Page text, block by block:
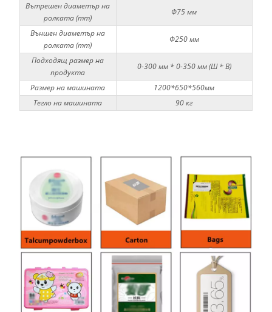
Вътрешен диаметър на
ролката (mm)
Φ75 мм
Външен диаметър на
ролката (mm)
Φ250 мм
Подходящ размер на
продукта
0-300 мм * 0-350 мм (Ш * В)
Размер на машината
1200*650*560мм
Тегло на машината
90 кг